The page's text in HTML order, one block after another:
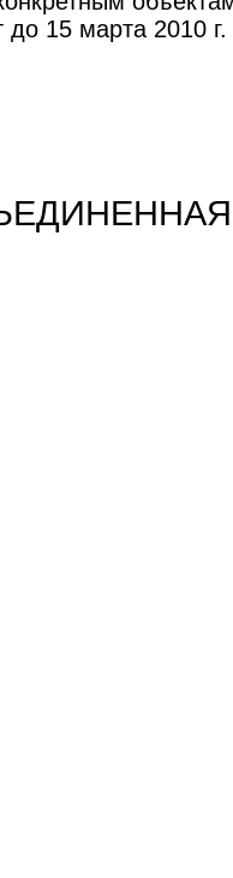
15 марта 2010 г.